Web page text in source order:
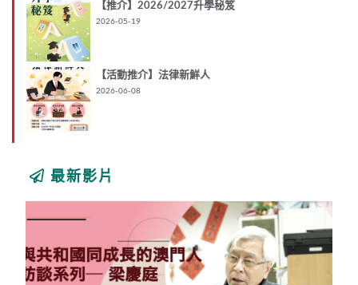
【推介】2026/2027升學秘笈
2026-05-19
【活動推介】法律新鮮人
2026-06-08
最新影片